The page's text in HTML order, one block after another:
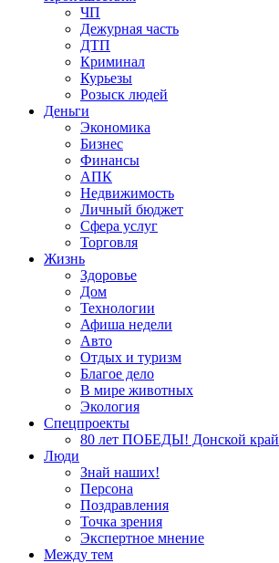
ЧП
Дежурная часть
ДТП
Криминал
Курьезы
Розыск людей
Деньги
Экономика
Бизнес
Финансы
АПК
Недвижимость
Личный бюджет
Сфера услуг
Торговля
Жизнь
Здоровье
Дом
Технологии
Афиша недели
Авто
Отдых и туризм
Благое дело
В мире животных
Экология
Спецпроекты
80 лет ПОБЕДЫ! Донской край
Люди
Знай наших!
Персона
Поздравления
Точка зрения
Экспертное мнение
Между тем